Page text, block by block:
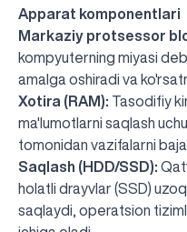
Apparat komponentlari
Markaziy protsessor
kompyuterning miyasi
amalga oshiradi va
Xotira (RAM): Tasodifiy
ma'lumotlarni saqlash
tomonidan vazifalarni
Saqlash (HDD/SSD):
holatli drayvlar (SSD)
saqlaydi, operatsion